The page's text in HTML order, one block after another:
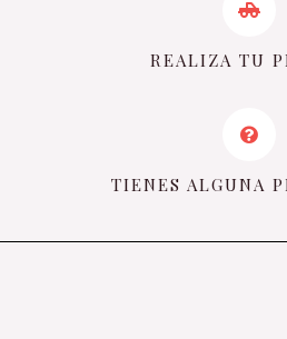
REALIZA TU
TIENES ALGUNA